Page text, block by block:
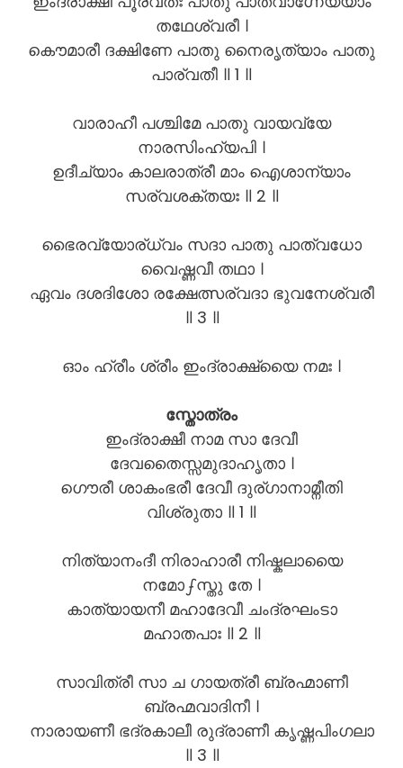
തഥേശ്വരീ ।
കൌമാരീ ദക്ഷിണേ പാതു നൈരൃത്യാം പാതു
പാര്വതീ ॥ 1 ॥
വാരാഹീ പശ്ചിമേ പാതു വായവ്യേ
നാരസിംഹ്യപി ।
ഉദീച്യാം കാലരാത്രീ മാം ഐശാന്യാം
സര്വശക്തയഃ ॥ 2 ॥
ഭൈരവ്യോര്ധ്വം സദാ പാതു പാത്വധോ
വൈഷ്ണവീ തഥാ ।
ഏവം ദശദിശോ രക്ഷേത്സര്വദാ ഭുവനേശ്വരീ
॥ 3 ॥
ഓം ഹ്രീം ശ്രീം ഇംദ്രാക്ഷ്യൈ നമഃ ।
സ്തോത്രം
ഇംദ്രാക്ഷീ നാമ സാ ദേവീ
ദേവതൈസ്സമുദാഹൃതാ ।
ഗൌരീ ശാകംഭരീ ദേവീ ദുര്ഗാനാമ്നീതി
വിശ്രുതാ ॥ 1 ॥
നിത്യാനംദീ നിരാഹാരീ നിഷ്കലായൈ
നമോഽസ്തു തേ ।
കാത്യായനീ മഹാദേവീ ചംദ്രഘംടാ
മഹാതപാഃ ॥ 2 ॥
സാവിത്രീ സാ ച ഗായത്രീ ബ്രഹ്മാണീ
ബ്രഹ്മവാദിനീ ।
നാരായണീ ഭദ്രകാലീ രുദ്രാണീ കൃഷ്ണപിംഗലാ
॥ 3 ॥